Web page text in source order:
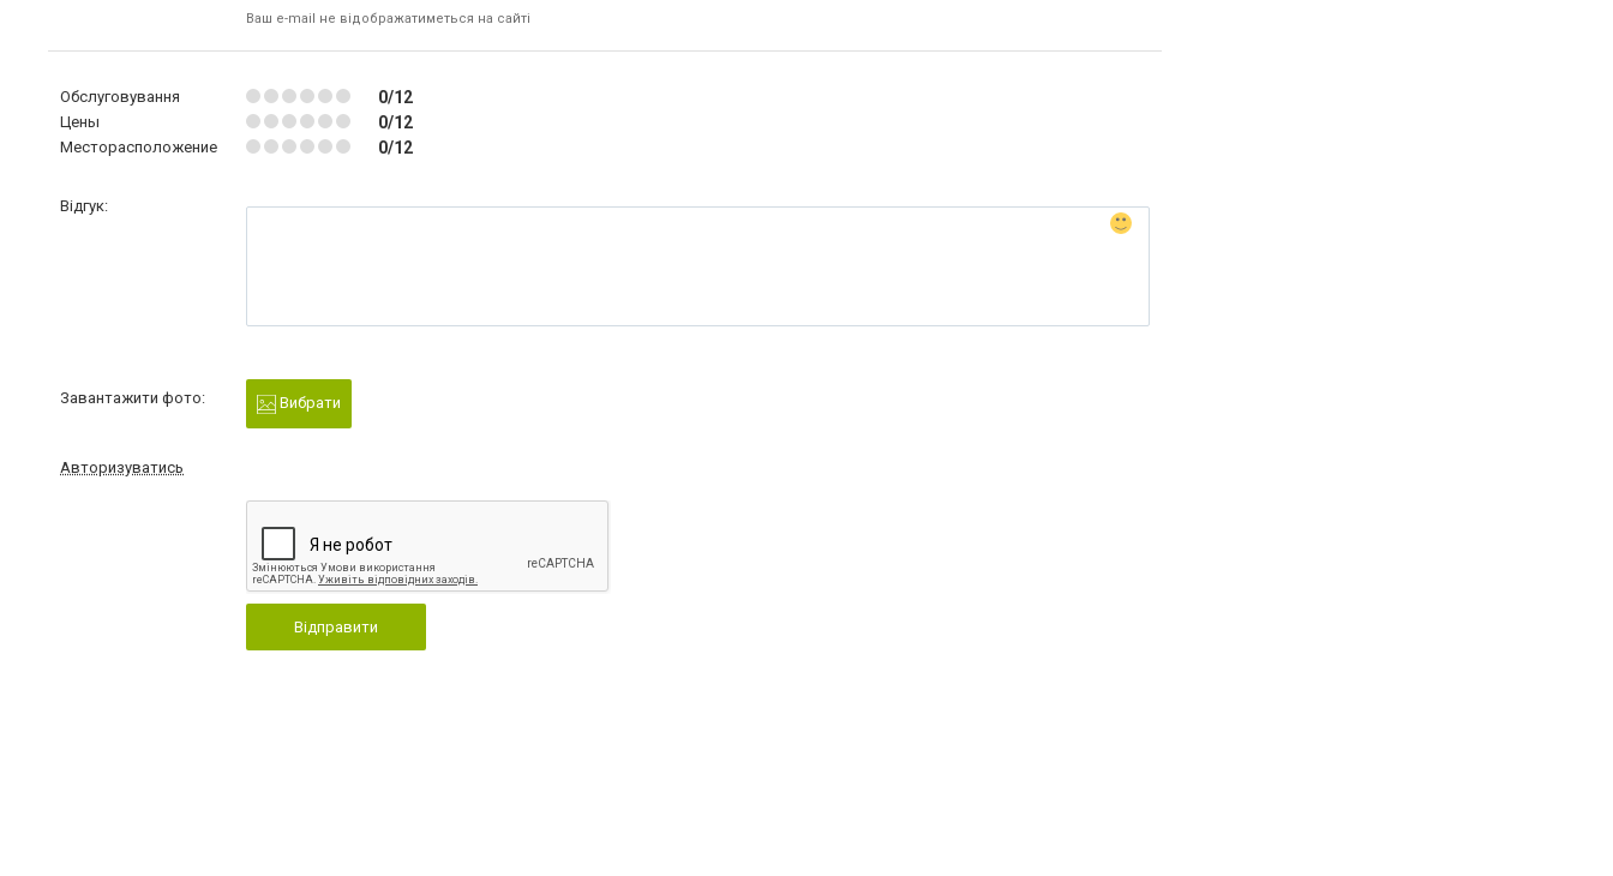
Ваш e-mail не відображатиметься на сайті
Обслуговування 0/12
Цены 0/12
Месторасположение 0/12
Відгук:
Завантажити фото: Вибрати
Авторизуватись
Відправити